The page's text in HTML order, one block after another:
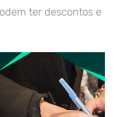
ter descontos e